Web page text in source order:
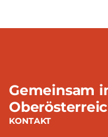
Gemeinsam
KONTAKT